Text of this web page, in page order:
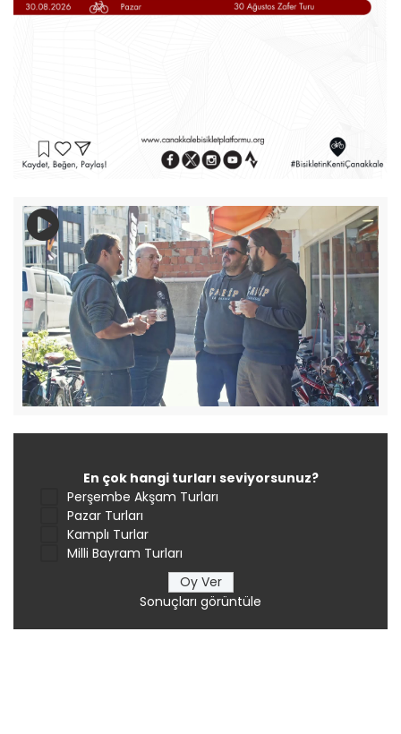
En çok hangi turları seviyorsunuz?
Perşembe Akşam Turları
Pazar Turları
Kamplı Turlar
Milli Bayram Turları
Sonuçları görüntüle